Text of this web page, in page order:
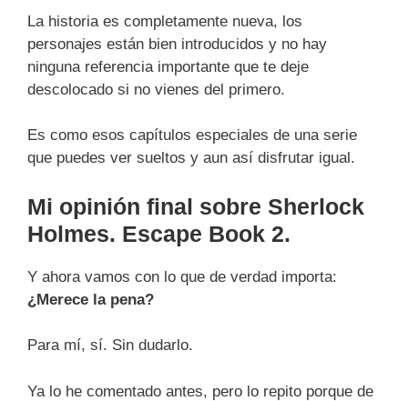
La historia es completamente nueva, los
personajes están bien introducidos y no hay
ninguna referencia importante que te deje
descolocado si no vienes del primero.
Es como esos capítulos especiales de una serie
que puedes ver sueltos y aun así disfrutar igual.
Mi opinión final sobre Sherlock
Holmes. Escape Book 2.
Y ahora vamos con lo que de verdad importa:
¿Merece la pena?
Para mí, sí. Sin dudarlo.
Ya lo he comentado antes, pero lo repito porque de